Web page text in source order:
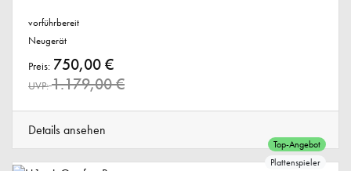
vorführbereit
Neugerät
Preis: 750,00 €
UVP: 1.179,00 €
Details ansehen
Top-Angebot
Plattenspieler